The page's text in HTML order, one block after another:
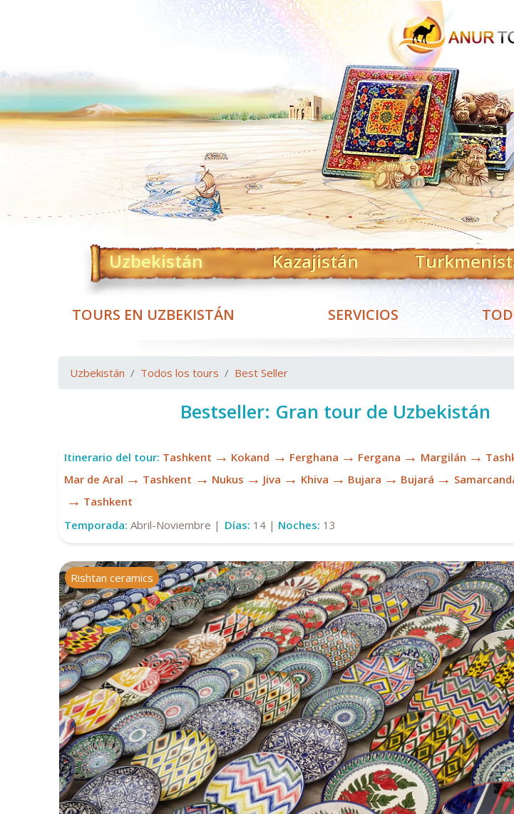
Central Asian Tour
Uzbekistán Kazajistán
TOURS EN UZBEKISTÁN SERVICIOS
Uzbekistán Todos los tours Best Seller
Bestseller: Gran tour de Uzbekistán
Itinerario del tour: Tashkent → Kokand → Ferghana → Fergana → Margilán →
Mar de Aral → Tashkent → Nukus → Jiva → Khiva → Bujara → Bujará →
→ Tashkent
Temporada: Abril-Noviembre | Días: 14 | Noches: 13
Rishtan ceramics